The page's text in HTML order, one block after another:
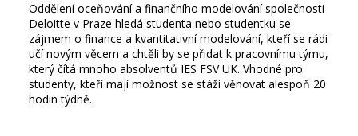
Oddělení oceňování a finančního modelování společnosti
Deloitte v Praze hledá studenta nebo studentku se
zájmem o finance a kvantitativní modelování, kteří se rádi
učí novým věcem a chtěli by se přidat k pracovnímu týmu,
který čítá mnoho absolventů IES FSV UK. Vhodné pro
studenty, kteří mají možnost se stáži věnovat alespoň 20
hodin týdně.